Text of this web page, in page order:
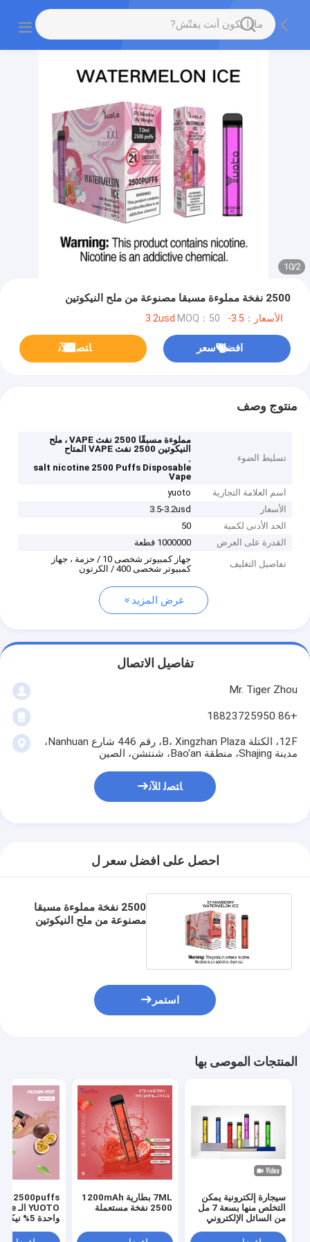
2
/
10
2500 نفخة مملوءة مسبقا مصنوعة من ملح النيكوتين
الأسعار：3.5-3.2usd MOQ：50
افضل سعر ﺎﺘﺼﻟ ﺍﻶﻧ
منتوج وصف
تسليط الضوء
مملوءة مسبقًا 2500 نفث VAPE ، ملح
النيكوتين 2500 نفث VAPE المتاح
,
salt nicotine 2500 Puffs Disposable
Vape
اسم العلامة التجارية
yuoto
الأسعار
3.5-3.2usd
الحد الأدنى لكمية
50
القدرة على العرض
1000000 قطعة
تفاصيل التغليف
جهاز كمبيوتر شخصى 10 / حزمة ، جهاز
كمبيوتر شخصى 400 / الكرتون
عرض المزيد
تفاصيل الاتصال
Mr. Tiger Zhou
+86 18823725950
12F، الكتلة B، Xingzhan Plaza، رقم 446 شارع Nanhuan،
مدينة Shajing، منطقة Bao'an، شنتشن، الصين
ﺎﺘﺼﻟ ﺍﻶﻧ
احصل على افضل سعر ل
2500 نفخة مملوءة مسبقا
مصنوعة من ملح النيكوتين
استمر
المنتجات الموصى بها
سيجارة إلكترونية يمكن
التخلص منها بسعة 7 مل
من السائل الإلكتروني
7ML بطارية 1200mAh
2500 نفخة مستعملة
2500puffs
واحدة 5%